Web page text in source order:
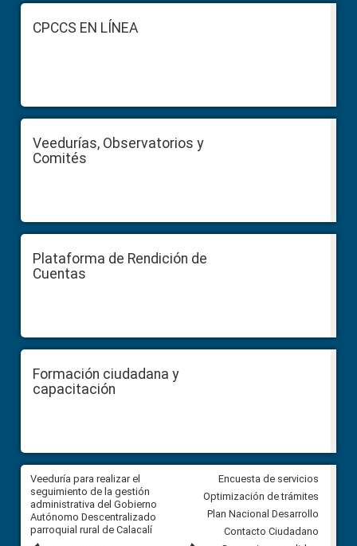
FooterCPCCS EN LÍNEA
Veedurías, Observatorios y
Comités
Plataforma de Rendición de
Cuentas
Formación ciudadana y
capacitación
Veeduría para realizar el
seguimiento de la gestión
administrativa del Gobierno
Autónomo Descentralizado
parroquial rural de Calacalí
Veeduría para vigilar los
derivados de la Audiencia
comunidad Urbina, parroquia
Carolina
Encuesta de servicios
Optimización de trámites
Plan Nacional Desarrollo
Contacto Ciudadano